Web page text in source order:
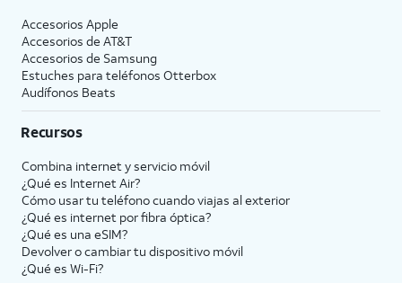
Accesorios Apple
Accesorios de AT&T
Accesorios de Samsung
Estuches para teléfonos Otterbox
Audífonos Beats
Recursos
Combina internet y servicio móvil
¿Qué es Internet Air?
Cómo usar tu teléfono cuando viajas al exterior
¿Qué es internet por fibra óptica?
¿Qué es una eSIM?
Devolver o cambiar tu dispositivo móvil
¿Qué es Wi-Fi?